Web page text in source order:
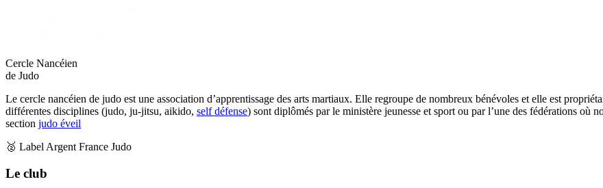
Cercle Nancéien
de Judo
Le cercle nancéien de judo est une association d’apprentissage des arts martiaux. Elle regroupe de nombreux bénévoles et elle est
différentes disciplines (judo, ju-jitsu, aikido, self défense) sont diplômés par le ministère jeunesse et sport ou par l’une des fédérations où
section judo éveil
🥈 Label Argent France Judo
Le club